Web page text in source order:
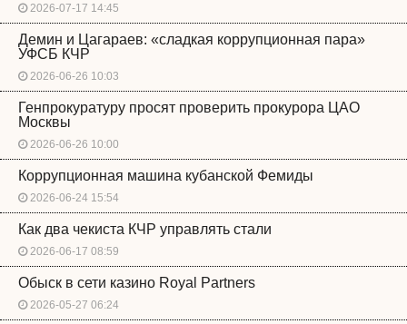
2026-07-17 14:45
Демин и Цагараев: «сладкая коррупционная пара»
УФСБ КЧР
2026-06-26 10:03
Генпрокуратуру просят проверить прокурора ЦАО
Москвы
2026-06-26 10:00
Коррупционная машина кубанской Фемиды
2026-06-24 15:54
Как два чекиста КЧР управлять стали
2026-06-17 08:59
Обыск в сети казино Royal Partners
2026-05-27 06:24